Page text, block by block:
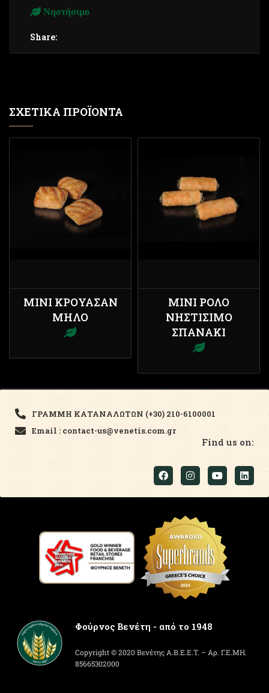
Νηστήσιμο
Share:
ΣΧΕΤΙΚΆ ΠΡΟΪΌΝΤΑ
ΜΊΝΙ ΚΡΟΥΑΣΆΝ
ΜΉΛΟ
ΜΊΝΙ ΡΟΛΌ
ΝΗΣΤΊΣΙΜΟ
ΣΠΑΝΆΚΙ
ΓΡΑΜΜΗ ΚΑΤΑΝΑΛΩΤΩΝ (+30) 210-6100001
Email : contact-us@venetis.com.gr
Find us on:
Φούρνος Βενέτη - από το 1948
Copyright © 2020 Βενέτης Α.Β.Ε.Ε.Τ. – Αρ. Γ.Ε.ΜΗ.
85665302000